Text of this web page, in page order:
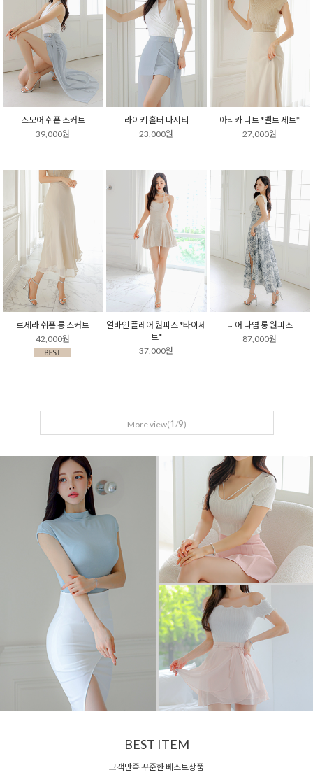
스모어 쉬폰 스커트
39,000원
라이키 홀터 나시티
23,000원
아리카 니트 *벨트 세트*
27,000원
르세라 쉬폰 롱 스커트
42,000원
얼바인 플레어 원피스 *타이세
트*
37,000원
디어 나염 롱 원피스
87,000원
More view(1 /9)
BEST ITEM
고객만족 꾸준한 베스트상품